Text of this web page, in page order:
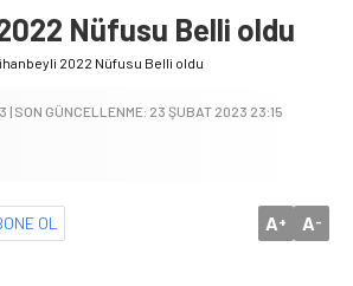
Nüfusu Belli oldu
2022 Nüfusu Belli oldu
| SON GÜNCELLENME: 23 ŞUBAT 2023 23:15
OL A+ A-